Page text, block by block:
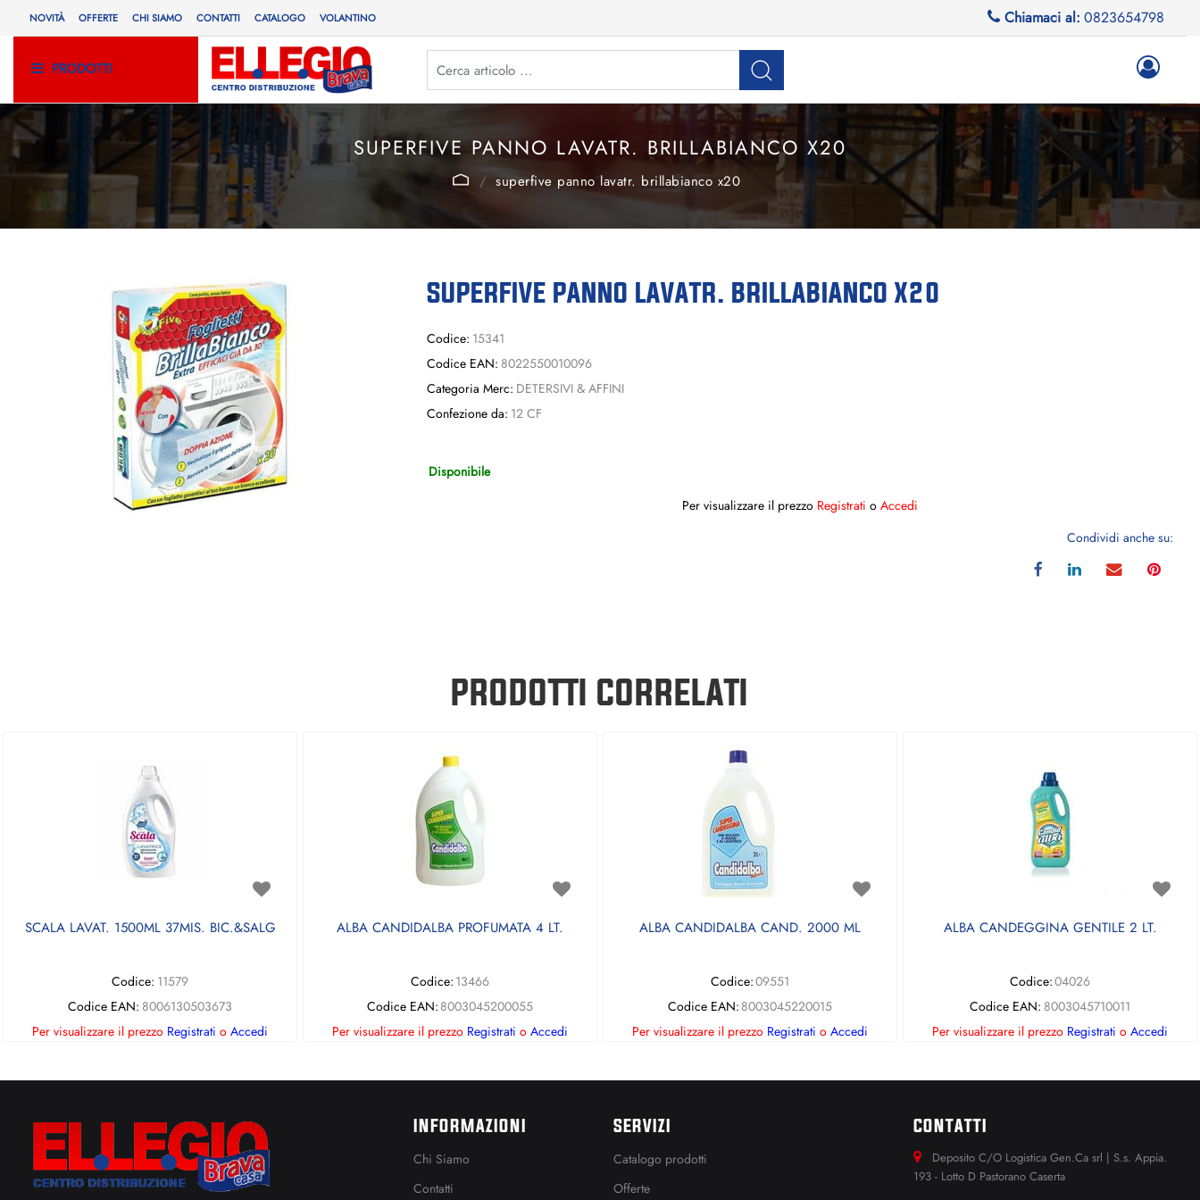
NOVITÀ OFFERTE CHI SIAMO CONTATTI CATALOGO VOLANTINO Chiamaci al: 0823654798
PRODOTTI
SUPERFIVE PANNO LAVATR. BRILLABIANCO X20
superfive panno lavatr. brillabianco x20
SUPERFIVE PANNO LAVATR. BRILLABIANCO X20
Codice: 15341
Codice EAN: 8022550010096
Categoria Merc: DETERSIVI & AFFINI
Confezione da: 12 CF
Disponibile
Per visualizzare il prezzo Registrati o Accedi
Condividi anche su:
PRODOTTI CORRELATI
SCALA LAVAT. 1500ML 37MIS. BIC.&SALG
Codice: 11579
Codice EAN: 8006130503673
Per visualizzare il prezzo Registrati o Accedi
ALBA CANDIDALBA PROFUMATA 4 LT.
Codice: 13466
Codice EAN: 8003045200055
Per visualizzare il prezzo Registrati o Accedi
ALBA CANDIDALBA CAND. 2000 ML
Codice:09551
Codice EAN: 8003045220015
Per visualizzare il prezzo Registrati o Accedi
ALBA CANDEGGINA GENTILE 2 LT.
Codice:04026
Codice EAN: 8003045710011
Per visualizzare il prezzo Registrati o Accedi
INFORMAZIONI
Chi Siamo
Contatti
SERVIZI
Catalogo prodotti
Offerte
CONTATTI
Deposito C/O Logistica Gen.Ca srl | S.s. Appia.
193 - Lotto D Pastorano Caserta